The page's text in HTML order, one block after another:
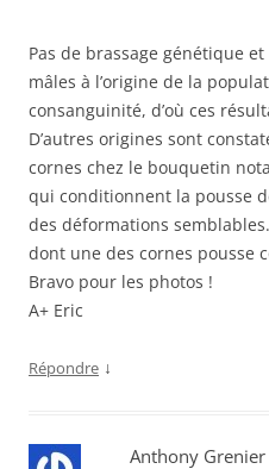
Pas de brassage génétique
mâles à l’origine de la
consanguinité, d’où ces
D’autres origines sont
cornes chez le bouquetin
qui conditionnent la pousse
des déformations
dont une des cornes pousse
Bravo pour les photos !
A+ Eric
Répondre ↓
Anthony Grenier